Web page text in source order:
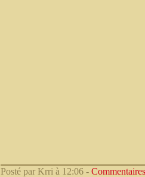
Posté par Krri à 12:06 -